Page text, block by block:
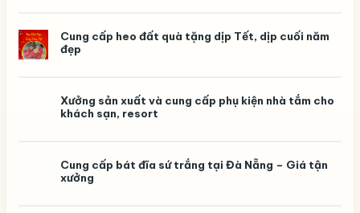
Cung cấp heo đất quà tặng dịp Tết, dịp cuối năm
đẹp
Xưởng sản xuất và cung cấp phụ kiện nhà tắm cho
khách sạn, resort
Cung cấp bát đĩa sứ trắng tại Đà Nẵng – Giá tận
xưởng